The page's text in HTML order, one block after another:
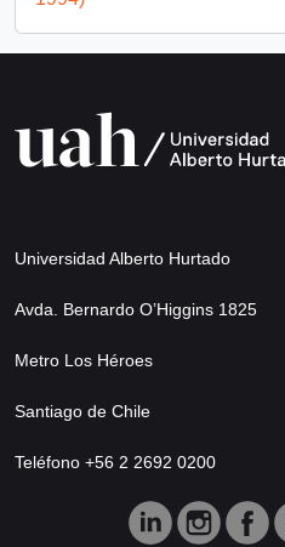
Universidad Alberto Hurtado
Avda. Bernardo O’Higgins 1825
Metro Los Héroes
Santiago de Chile
Teléfono +56 2 2692 0200